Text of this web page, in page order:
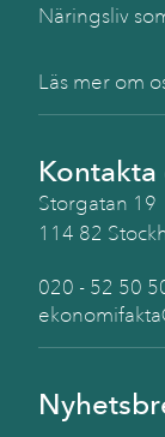
Näringsliv
Läs mer om
Kontakta
Storgatan 19
114 82
020 - 52 50